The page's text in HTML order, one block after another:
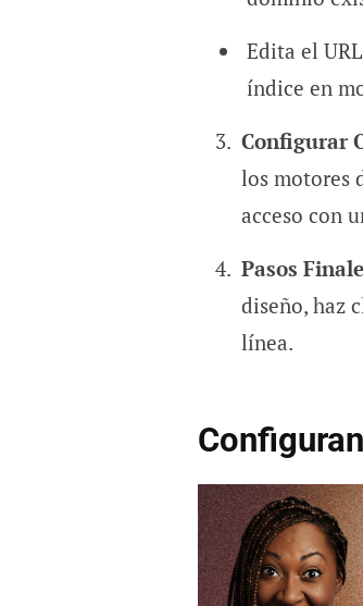
Edita el
índice en
Configurar
los motores
acceso con
Pasos
diseño, haz
línea.